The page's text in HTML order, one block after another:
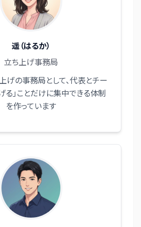
遥（はるか）
立ち上げ事務局
げの事務局として、代表とチー
る」ことだけに集中できる体制
を作っています